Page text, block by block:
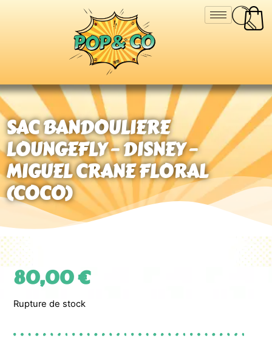
SAC BANDOULIERE
LOUNGEFLY – DISNEY –
MIGUEL CRANE FLORAL
(COCO)
80,00€
Rupture de stock